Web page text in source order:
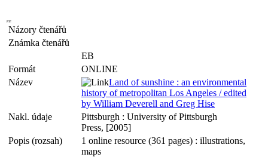
Názory čtenářů
Známka čtenářů
EB
Formát
ONLINE
Název
Land of sunshine : an environmental
history of metropolitan Los Angeles / edited
by William Deverell and Greg Hise
Nakl. údaje
Pittsburgh : University of Pittsburgh
Press, [2005]
Popis (rozsah)
1 online resource (361 pages) : illustrations,
maps